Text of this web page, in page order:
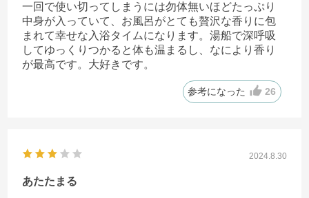
一回で使い切ってしまうには勿体無いほどたっぷり
中身が入っていて、お風呂がとても贅沢な香りに包
まれて幸せな入浴タイムになります。湯船で深呼吸
してゆっくりつかると体も温まるし、なにより香り
が最高です。大好きです。
参考になった 26
2024.8.30
あたたまる